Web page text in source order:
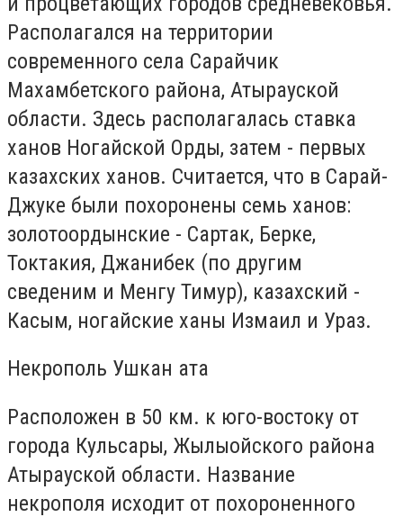
Располагался на территории
современного села Сарайчик
Махамбетского района, Атырауской
области. Здесь располагалась ставка
ханов Ногайской Орды, затем - первых
казахских ханов. Считается, что в Сарай-
Джуке были похоронены семь ханов:
золотоордынские - Сартак, Берке,
Токтакия, Джанибек (по другим
сведеним и Менгу Тимур), казахский -
Касым, ногайские ханы Измаил и Ураз.
Некрополь Ушкан ата
Расположен в 50 км. к юго-востоку от
города Кульсары, Жылыойского района
Атырауской области. Название
некрополя исходит от похороненного